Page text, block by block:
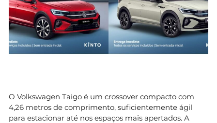
O Volkswagen Taigo é um crossover compacto com
4,26 metros de comprimento, suficientemente ágil
para estacionar até nos espaços mais apertados. A